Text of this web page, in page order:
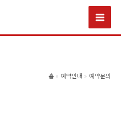
Main
홈 예약안내 예약문의